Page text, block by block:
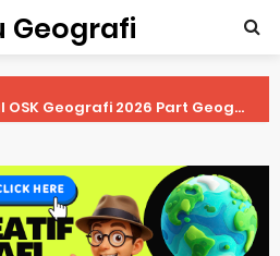
Geografi
2026 Part Geografi Ekonomi
Geografi 2026 Part Geografi Budaya
Geografi 2026 Part Dinamika Kota